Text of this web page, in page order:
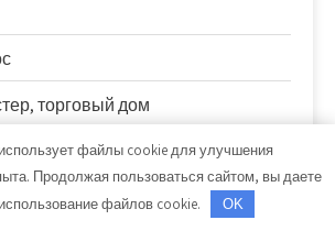
торговый дом
производственно-монтажная
файлы cookie для улучшения
Продолжая пользоваться сайтом, вы даете
файлов cookie.
OK